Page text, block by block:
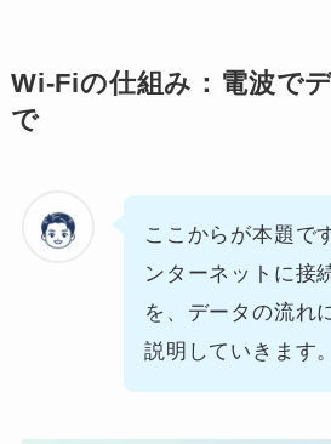
Wi-Fiの仕組み：電波で
で
ここからが本題で
ンターネットに接
を、データの流れ
説明していきます。